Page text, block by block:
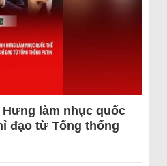
làm nhục quốc
đạo từ Tổng thống